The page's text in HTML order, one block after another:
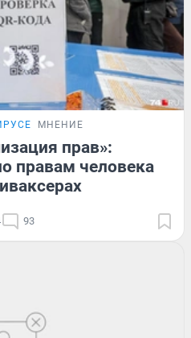
МНЕНИЕ
прав»:
правам человека
93